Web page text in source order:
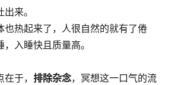
来。
也热起来了，人很自然的就有了倦
入睡快且质量高。
在于，排除杂念，冥想这一口气的流